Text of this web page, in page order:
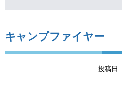
キャンプファイヤー
投稿日: